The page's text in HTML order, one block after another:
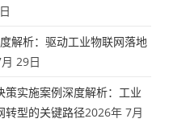
解析：驱动工业物联网落地
29日
策实施案例深度解析：工业
转型的关键路径2026年 7月